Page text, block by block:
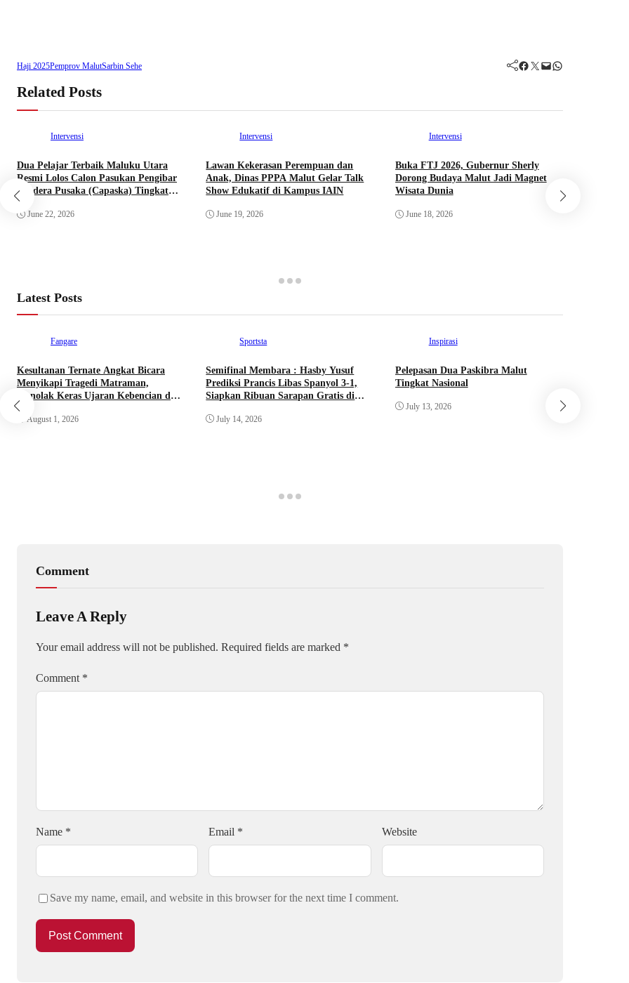
Haji 2025Pemprov MalutSarbin Sehe Facebook Twitter Mail WhatsApp
Related Posts
Intervensi
Dua Pelajar Terbaik Maluku Utara
Resmi Lolos Calon Pasukan Pengibar
Bendera Pusaka (Capaska) Tingkat
Pusat Tahun 2026.
June 22, 2026
Intervensi
Lawan Kekerasan Perempuan dan
Anak, Dinas PPPA Malut Gelar Talk
Show Edukatif di Kampus IAIN
June 19, 2026
Intervensi
Buka FTJ 2026, Gubernur Sherly
Dorong Budaya Malut Jadi Magnet
Wisata Dunia
June 18, 2026
Latest Posts
Fangare
Kesultanan Ternate Angkat Bicara
Menyikapi Tragedi Matraman,
Menolak Keras Ujaran Kebencian dan
Rasisme
August 1, 2026
Sportsta
Semifinal Membara : Hasby Yusuf
Prediksi Prancis Libas Spanyol 3-1,
Siapkan Ribuan Sarapan Gratis di
July 14, 2026
Inspirasi
Pelepasan Dua Paskibra Malut
Tingkat Nasional
July 13, 2026
Comment
Leave A Reply
Your email address will not be published. Required fields are marked *
Comment *
Name * Email * Website
Save my name, email, and website in this browser for the next time I comment.